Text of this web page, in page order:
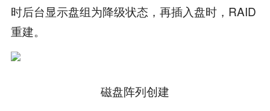
时后台显示盘组为降级状态，再插入盘时，RAID
重建。
磁盘阵列创建